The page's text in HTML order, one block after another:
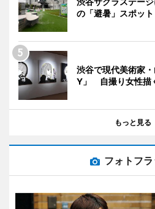
の「避暑」スポット
渋谷で現代美術家
Y」 自撮り女性描
もっと見る
フォトフ